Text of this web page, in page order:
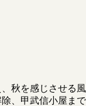
秋を感じさせる風
、甲武信小屋まで